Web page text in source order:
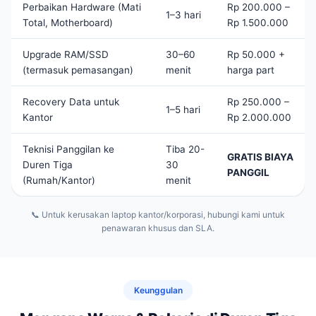
Perbaikan Hardware (Mati
Total, Motherboard)
1–3 hari
Rp 200.000 –
Rp 1.500.000
Upgrade RAM/SSD
(termasuk pemasangan)
30–60
menit
Rp 50.000 +
harga part
Recovery Data untuk
Kantor
1–5 hari
Rp 250.000 –
Rp 2.000.000
Teknisi Panggilan ke
Duren Tiga
(Rumah/Kantor)
Tiba 20-
30
menit
GRATIS BIAYA
PANGGIL
📞 Untuk kerusakan laptop kantor/korporasi, hubungi kami untuk
penawaran khusus dan SLA.
Keunggulan